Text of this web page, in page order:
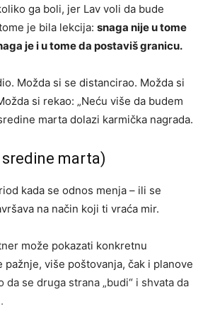
ga boli, jer Lav voli da bude
je bila lekcija: snaga nije u tome
je i u tome da postaviš granicu.
Možda si se distancirao. Možda si
si rekao: „Neću više da budem
marta dolazi karmička nagrada.
sredine marta)
kada se odnos menja – ili se
na način koji ti vraća mir.
može pokazati konkretnu
pažnje, više poštovanja, čak i planove
da se druga strana „budi“ i shvata da